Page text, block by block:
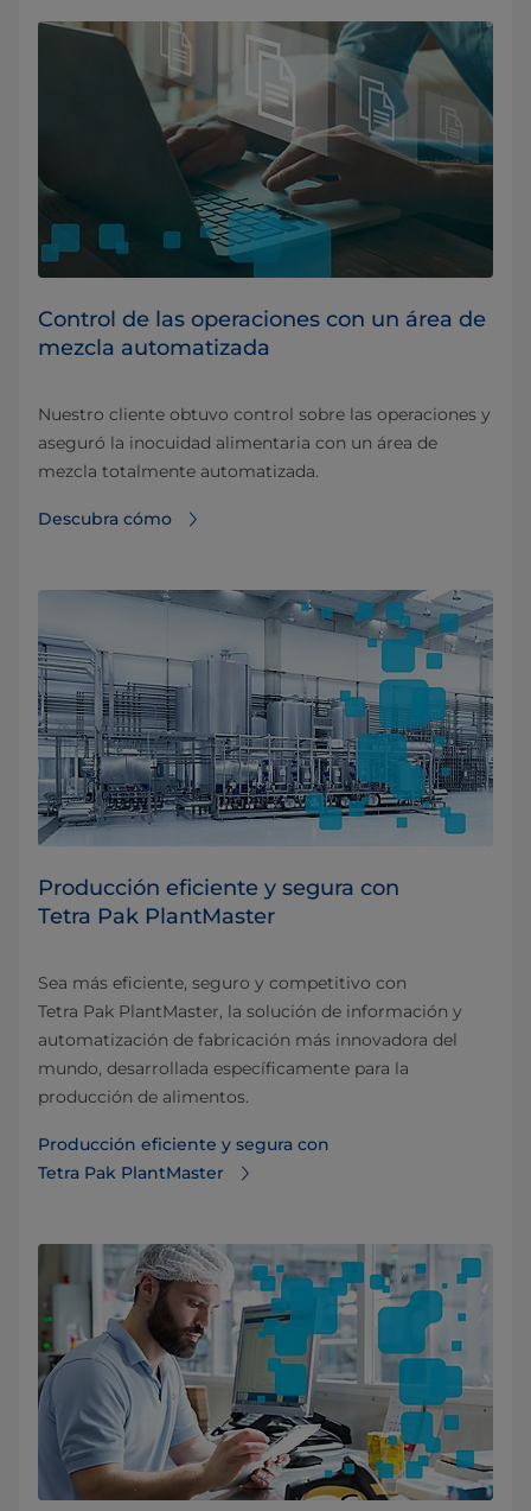
Control de las operaciones con un área de
mezcla automatizada
Nuestro cliente obtuvo control sobre las operaciones y
aseguró la inocuidad alimentaria con un área de
mezcla totalmente automatizada.
Descubra cómo
Producción eficiente y segura con
Tetra Pak PlantMaster
Sea más eficiente, seguro y competitivo con
Tetra Pak PlantMaster, la solución de información y
automatización de fabricación más innovadora del
mundo, desarrollada específicamente para la
producción de alimentos.
Producción eficiente y segura con
Tetra Pak PlantMaster